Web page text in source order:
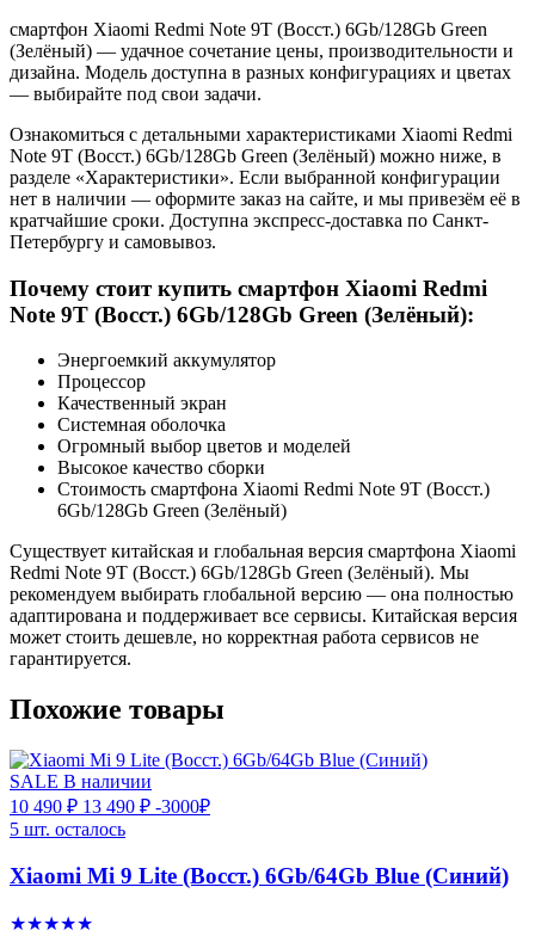
смартфон Xiaomi Redmi Note 9T (Восст.) 6Gb/128Gb Green
(Зелёный) — удачное сочетание цены, производительности и
дизайна. Модель доступна в разных конфигурациях и цветах
— выбирайте под свои задачи.
Ознакомиться с детальными характеристиками Xiaomi Redmi
Note 9T (Восст.) 6Gb/128Gb Green (Зелёный) можно ниже, в
разделе «Характеристики». Если выбранной конфигурации
нет в наличии — оформите заказ на сайте, и мы привезём её в
кратчайшие сроки. Доступна экспресс-доставка по Санкт-
Петербургу и самовывоз.
Почему стоит купить смартфон Xiaomi Redmi
Note 9T (Восст.) 6Gb/128Gb Green (Зелёный):
Энергоемкий аккумулятор
Процессор
Качественный экран
Системная оболочка
Огромный выбор цветов и моделей
Высокое качество сборки
Стоимость смартфона Xiaomi Redmi Note 9T (Восст.)
6Gb/128Gb Green (Зелёный)
Существует китайская и глобальная версия смартфона Xiaomi
Redmi Note 9T (Восст.) 6Gb/128Gb Green (Зелёный). Мы
рекомендуем выбирать глобальной версию — она полностью
адаптирована и поддерживает все сервисы. Китайская версия
может стоить дешевле, но корректная работа сервисов не
гарантируется.
Похожие товары
SALE В наличии
10 490 ₽ 13 490 ₽ -3000₽
5 шт. осталось
Xiaomi Mi 9 Lite (Восст.) 6Gb/64Gb Blue (Синий)
★★★★★